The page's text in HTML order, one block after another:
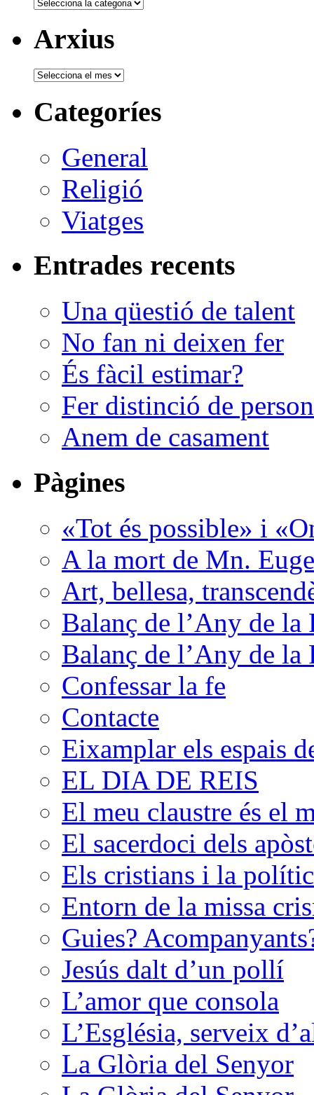
Arxius
Arxius
Categoríes
General
Religió
Viatges
Entrades recents
Una qüestió de talent
No fan ni deixen fer
És fàcil estimar?
Fer distinció de
Anem de casament
Pàgines
«Tot és possible» i
A la mort de Mn.
Art, bellesa,
Balanç de l’Any de la
Balanç de l’Any de la
Confessar la fe
Contacte
Eixamplar els espais
EL DIA DE REIS
El meu claustre és el
El sacerdoci dels
Els cristians i la
Entorn de la missa
Guies?
Jesús dalt d’un pollí
L’amor que consola
L’Església, serveix
La Glòria del Senyor